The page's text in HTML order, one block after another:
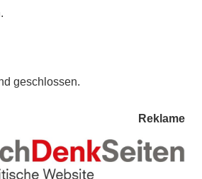
geschlossen.
Reklame